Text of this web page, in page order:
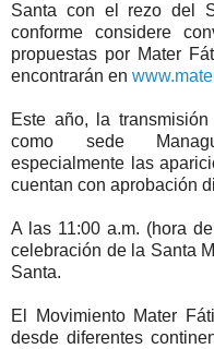
Santa con el rezo del
conforme considere
propuestas por Mater
encontrarán en
Este año, la
como sede
especialmente las
cuentan con aprobación
A las 11:00 a.m. (hora
celebración de la Santa
Santa.
El Movimiento Mater
desde diferentes